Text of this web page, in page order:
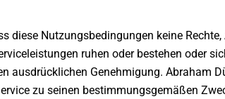
diese Nutzungsbedingungen keine
ruhen oder bestehen oder
ausdrücklichen Genehmigung. Abraham
zu seinen bestimmungsgemäßen